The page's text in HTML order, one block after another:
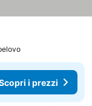
i prezzi